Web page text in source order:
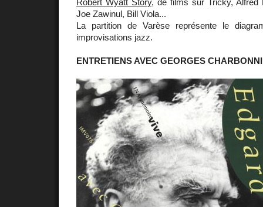
Joe Zawinul, Bill Viola...
La partition de Varèse représente le
improvisations jazz.
ENTRETIENS AVEC GEORGES